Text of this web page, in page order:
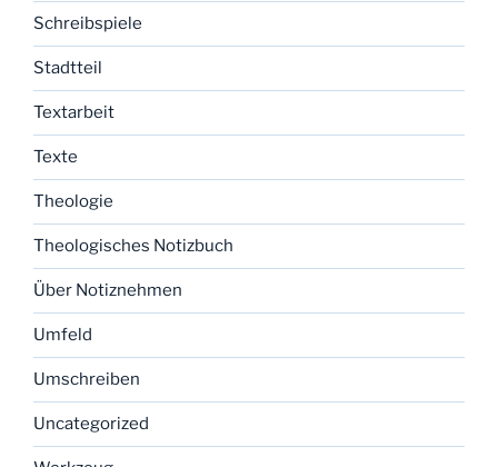
Schreibspiele
Stadtteil
Textarbeit
Texte
Theologie
Theologisches Notizbuch
Über Notiznehmen
Umfeld
Umschreiben
Uncategorized